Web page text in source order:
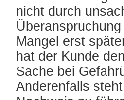
nicht durch
Mangel erst
hat der Kunde
Sache bei
Anderenfalls